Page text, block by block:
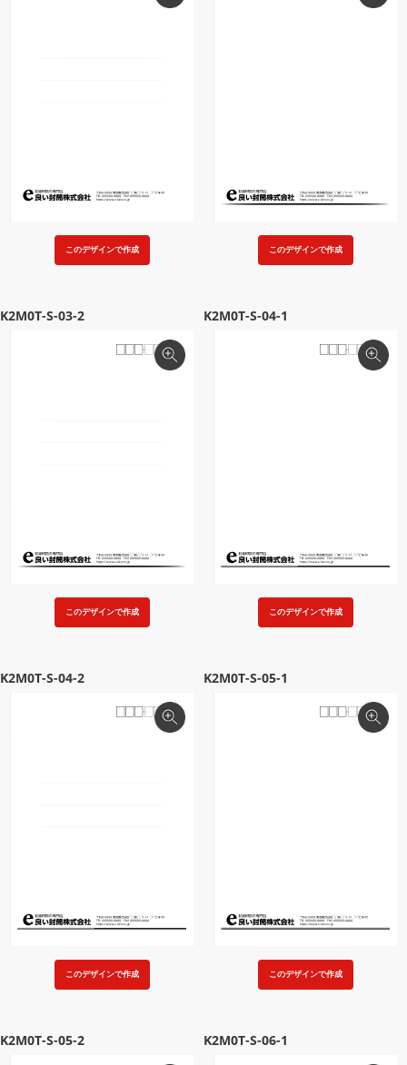
このデザインで作成 このデザインで作成
K2M0T-S-03-2
このデザインで作成
K2M0T-S-04-1
このデザインで作成
K2M0T-S-04-2
このデザインで作成
K2M0T-S-05-1
このデザインで作成
K2M0T-S-05-2 K2M0T-S-06-1